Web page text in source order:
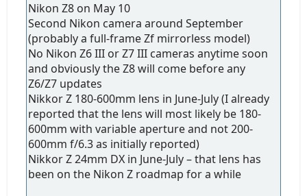
Nikon Z8 on May 10
Second Nikon camera around September
(probably a full-frame Zf mirrorless model)
No Nikon Z6 III or Z7 III cameras anytime soon
and obviously the Z8 will come before any
Z6/Z7 updates
Nikkor Z 180-600mm lens in June-July (I already
reported that the lens will most likely be 180-
600mm with variable aperture and not 200-
600mm f/6.3 as initially reported)
Nikkor Z 24mm DX in June-July – that lens has
been on the Nikon Z roadmap for a while